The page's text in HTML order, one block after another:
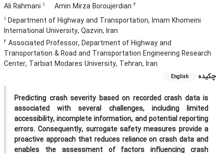
Ali Rahmani 1 Amin Mirza Boroujerdian 2
1 Department of Highway and Transportation, Imam Khomeini
International University, Qazvin, Iran
2 Associated Professor, Department of Highway and
Transportation & Road and Transportation Engineering Research
Center, Tarbiat Modares University, Tehran, Iran
چکیده
English
Predicting crash severity based on recorded crash data is
associated with several challenges, including limited
accessibility, incomplete information, and potential reporting
errors. Consequently, surrogate safety measures provide a
proactive approach that reduces reliance on crash data and
enables the assessment of factors influencing crash